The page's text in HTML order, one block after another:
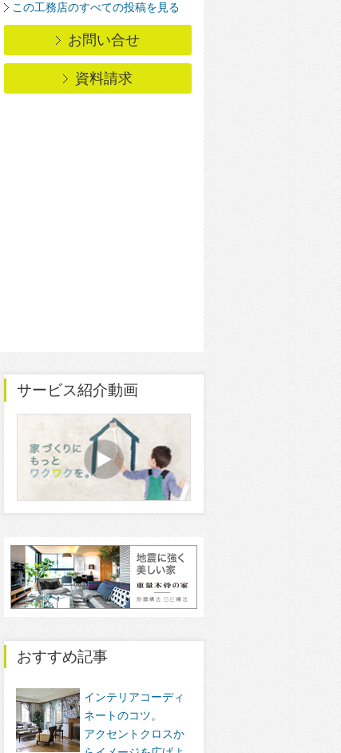
この工務店のすべての投稿を見る
お問い合せ
資料請求
サービス紹介動画
おすすめ記事
インテリアコーディ
ネートのコツ。
アクセントクロスか